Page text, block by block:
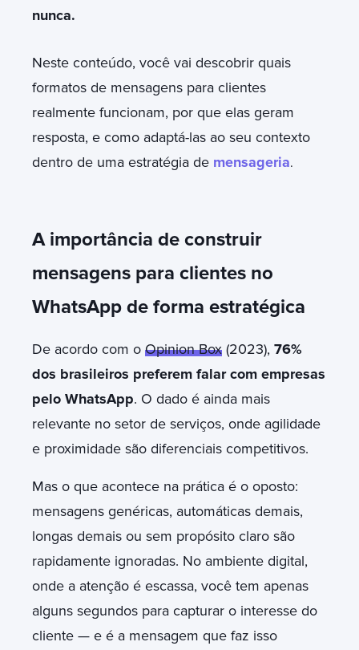
nunca.
Neste conteúdo, você vai descobrir quais
formatos de mensagens para clientes
realmente funcionam, por que elas geram
resposta, e como adaptá-las ao seu contexto
dentro de uma estratégia de mensageria.
A importância de construir
mensagens para clientes no
WhatsApp de forma estratégica
De acordo com o Opinion Box (2023), 76%
dos brasileiros preferem falar com empresas
pelo WhatsApp. O dado é ainda mais
relevante no setor de serviços, onde agilidade
e proximidade são diferenciais competitivos.
Mas o que acontece na prática é o oposto:
mensagens genéricas, automáticas demais,
longas demais ou sem propósito claro são
rapidamente ignoradas. No ambiente digital,
onde a atenção é escassa, você tem apenas
alguns segundos para capturar o interesse do
cliente — e é a mensagem que faz isso